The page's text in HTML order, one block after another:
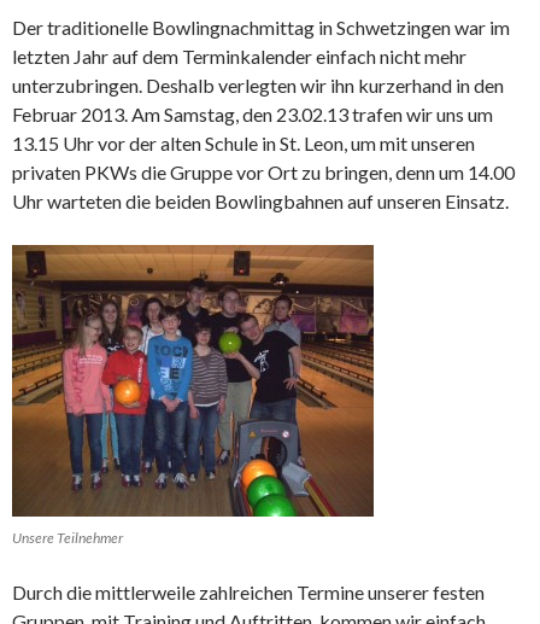
Der traditionelle Bowlingnachmittag in Schwetzingen war im
letzten Jahr auf dem Terminkalender einfach nicht mehr
unterzubringen. Deshalb verlegten wir ihn kurzerhand in den
Februar 2013. Am Samstag, den 23.02.13 trafen wir uns um
13.15 Uhr vor der alten Schule in St. Leon, um mit unseren
privaten PKWs die Gruppe vor Ort zu bringen, denn um 14.00
Uhr warteten die beiden Bowlingbahnen auf unseren Einsatz.
Unsere Teilnehmer
Durch die mittlerweile zahlreichen Termine unserer festen